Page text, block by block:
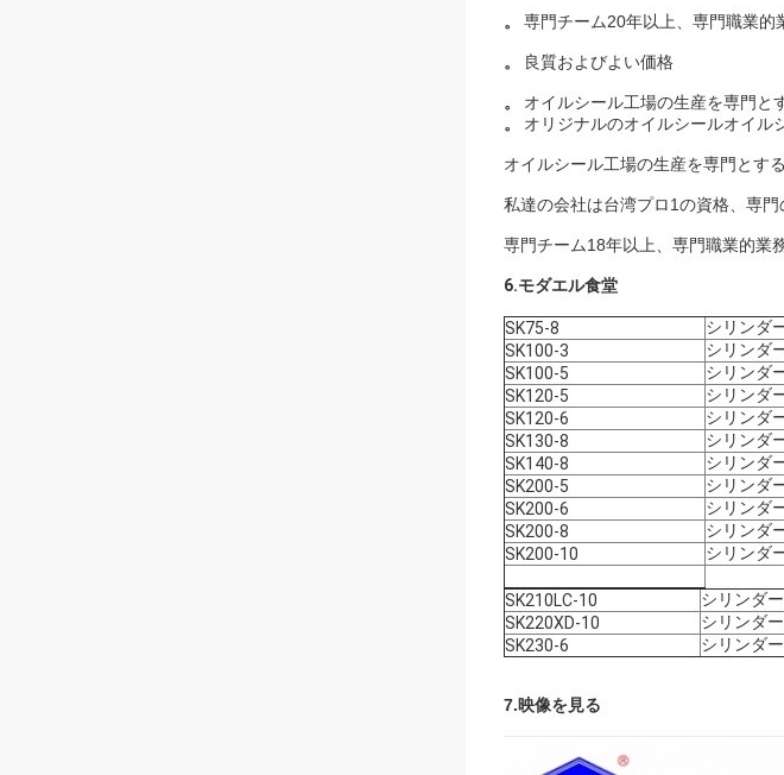
。 専門チーム20年以上、専門職業的
。 良質およびよい価格
。
オイルシール工場の生産を専門と
。
オリジナルのオイルシールオイル
オイルシール工場の生産を専門とす
私達の会社は台湾プロ1の資格、専
専門チーム18年以上、専門職業的業
6.モダエル食堂
SK75-8 シリンダ
SK100-3
シリンダ
SK100-5
シリンダ
SK120-5
シリンダ
SK120-6
シリンダ
SK130-8
シリンダ
SK140-8
シリンダ
SK200-5
シリンダ
SK200-6
シリンダ
SK200-8
シリンダ
SK200-10
シリンダ
SK210LC-10 シリンダ
SK220XD-10
シリンダ
SK230-6
シリンダ
7.映像を見る